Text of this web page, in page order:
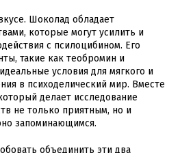
Шоколад обладает
которые могут усилить и
с псилоцибином. Его
такие как теобромин и
условия для мягкого и
в психоделический мир. Вместе
делает исследование
не только приятным, но и
запоминающимся.
объединить эти два